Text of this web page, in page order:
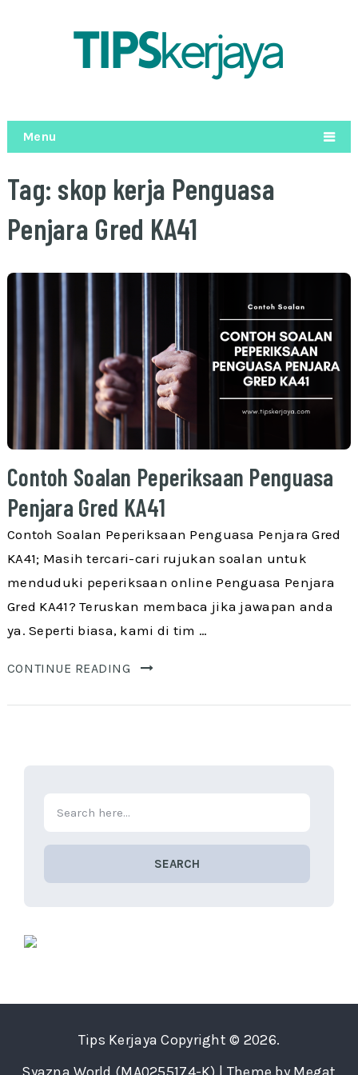
Menu
Tag: skop kerja Penguasa
Penjara Gred KA41
Contoh Soalan Peperiksaan Penguasa
Penjara Gred KA41
Contoh Soalan Peperiksaan Penguasa Penjara Gred
KA41; Masih tercari-cari rujukan soalan untuk
menduduki peperiksaan online Penguasa Penjara
Gred KA41? Teruskan membaca jika jawapan anda
ya. Seperti biasa, kami di tim …
CONTINUE READING
SEARCH
Tips Kerjaya Copyright © 2026.